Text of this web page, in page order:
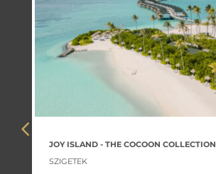
JOY ISLAND - THE COCOON COLLECTION
SZIGETEK